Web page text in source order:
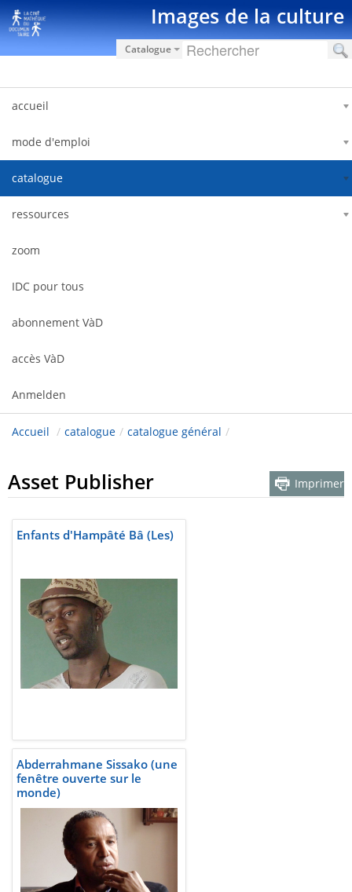
Zum Inhalt wechseln Images de la culture
Catalogue
accueil
mode d'emploi
catalogue
ressources
zoom
IDC pour tous
abonnement VàD
accès VàD
Anmelden
Accueil / catalogue / catalogue général /
Asset Publisher Imprimer
Enfants d'Hampâté Bâ (Les)
Abderrahmane Sissako (une
fenêtre ouverte sur le
monde)